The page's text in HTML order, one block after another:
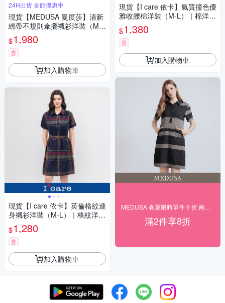
24H出貨 全館優惠中
現貨【MEDUSA 曼度莎】清新
綁帶不規則傘擺襯衫洋裝（M-
L）｜洋裝推薦 襯衫洋裝 法式
洋裝
$1,980
券
加入購物車
現貨【I care 依卡】英倫格紋連
身襯衫洋裝（M-L）｜格紋洋裝
襯衫洋裝 休閒洋裝
$1,280
券
加入購物車
現貨【I care 依卡】氣質撞色優
雅收腰棉洋裝（M-L）｜棉洋裝
撞色洋裝 女休閒洋裝
$1,380
券
加入購物車
滿2件享8折